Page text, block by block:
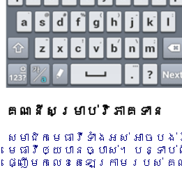
គណនីសម្រាប់វិភាគទាន
សមាជិកមេធាវីទាំងអស់ អាចប
មេធាវីឲ្យបានច្បាស់។ បន្ទ
ផ្ញើមកលេខតេឡេក្រាមរបស់ គណៈ